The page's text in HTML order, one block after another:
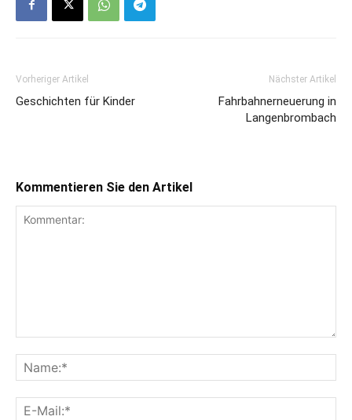
Vorheriger Artikel
Geschichten für Kinder
Nächster Artikel
Fahrbahnerneuerung in
Langenbrombach
Kommentieren Sie den Artikel